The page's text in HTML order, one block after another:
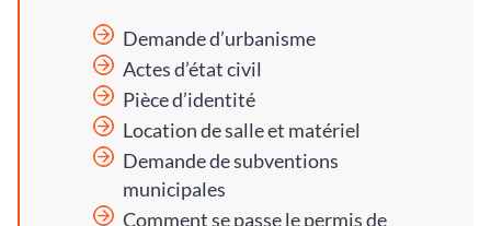
Demande d’urbanisme
Actes d’état civil
Pièce d’identité
Location de salle et matériel
Demande de subventions
municipales
Comment se passe le permis de